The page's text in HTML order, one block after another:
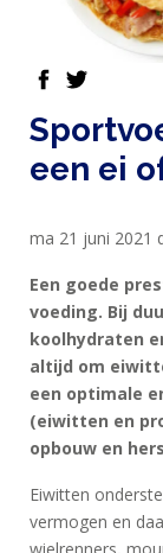
facebook
een ei
ma 21 juni 2021
Een goede
voeding. Bij
koolhydraten
altijd om
een optimale
(eiwitten en
opbouw en
Eiwitten
vermogen en
wielrenners,
HOME
PRODUCTEN
EIWITTEN
EN